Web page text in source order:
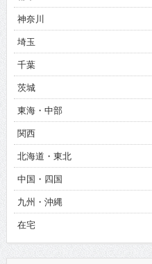
神奈川
埼玉
千葉
茨城
東海・中部
関西
北海道・東北
中国・四国
九州・沖縄
在宅